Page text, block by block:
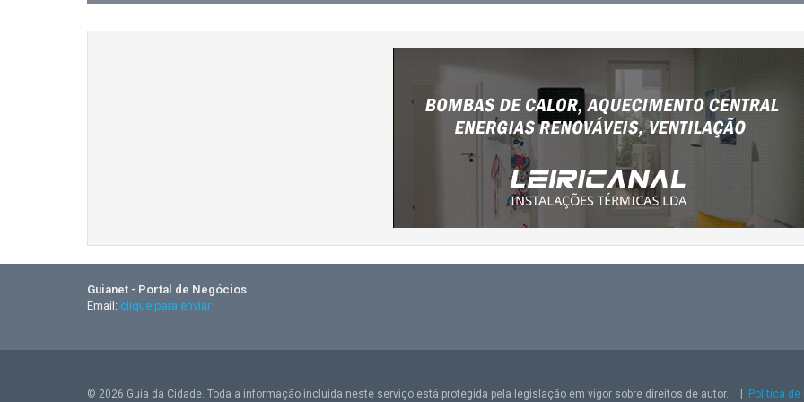
Guianet - Portal de Negócios
Email: clique para enviar
© 2026 Guia da Cidade. Toda a informação incluída neste serviço está protegida pela legislação em vigor sobre direitos de autor. Política de